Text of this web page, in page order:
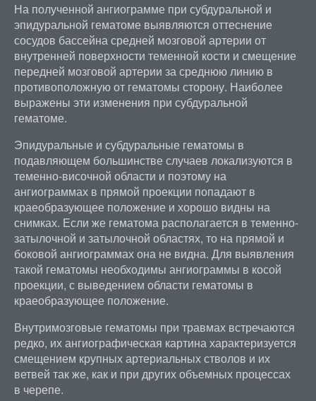
На полученной ангиограмме при субдуральной и
эпидуральной гематоме выявляются оттеснение
сосудов бассейна средней мозговой артерии от
внутренней поверхности теменной кости и смещение
передней мозговой артерии за среднюю линию в
противоположную от гематомы сторону. Наиболее
выражены эти изменения при субдуральной
гематоме.
Эпидуральные и субдуральные гематомы в
подавляющем большинстве случаев локализуются в
теменно-височной области и поэтому на
ангиограммах в прямой проекции попадают в
краеобразующее положение и хорошо видны на
снимках. Если же гематома располагается в теменно-
затылочной и затылочной областях, то на прямой и
боковой ангиограммах она не видна. Для выявления
такой гематомы необходимы ангиограммы в косой
проекции, с выведением области гематомы в
краеобразующее положение.
Внутримозговые гематомы при травмах встречаются
редко, их ангиографическая картина характеризуется
смещением крупных артериальных стволов и их
ветвей так же, как и при других объемных процессах
в черепе.